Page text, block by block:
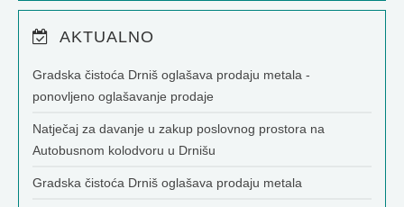
AKTUALNO
Gradska čistoća Drniš oglašava prodaju metala -
ponovljeno oglašavanje prodaje
Natječaj za davanje u zakup poslovnog prostora na
Autobusnom kolodvoru u Drnišu
Gradska čistoća Drniš oglašava prodaju metala